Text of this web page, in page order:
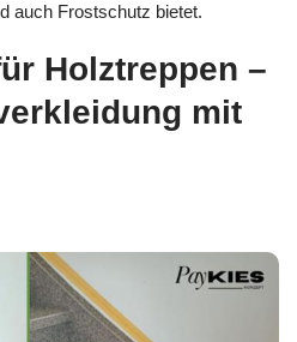
auch Frostschutz bietet.
Holztreppen –
mit